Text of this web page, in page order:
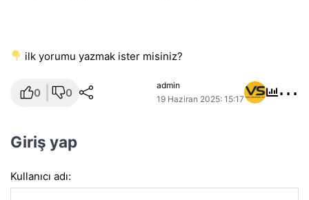
i̇lk yorumu yazmak ister misiniz?
0 0
admin
19 Haziran 2025: 15:17
⋯
Giriş yap
Kullanıcı adı: